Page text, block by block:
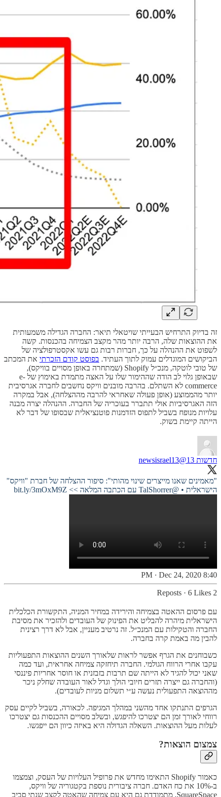
זה בדיוק התרחיש הבעייתי שויטאלי תיאר: החברה הגדילה משמעותית
את ההוצאות שלה, הרבה יותר מהר מקצב הצמיחה בהכנסות. קשה
לשפוט את ההנהלה על כך, חברות רבות גם עשו אקסטרפולציה של
הביקושים המוגדלים עמוק לתוך העתיד. בפוסט קודם הזכרתי את המכתב
של טובי לוטקה, מנכ״ל Shopify (שמתחרה באופן מסויים בוויקס),
שבאופן גלוי לב הודה שההימור שלו על האצה מתמדת באימוץ של e-
commerce לא השתלם. בהרבה מובנים וויקס נחשבים לחברה אגרסיבית
יותר מהממוצע (אופן פעולה שאחראי להרבה מההצלחה), אבל במקרה
הזה האגרסיביות אולי תתברר בעוכריה של החברה. ההנהלה יצרה מבנה
עלויות מנופח בשביל לתפוס הזדמנות פוטנציאלית שבסופו של דבר לא
הייתה קיימת בשוק.
חדשות 13 @newsisrael13
"מאמינים שאנו מייצרים שינוי מהותי": סיפור ההצלחה של חברת "וויקס"
הישראלית • @TalShorrer עם הכתבה המלאה >> bit.ly/3mOxM9Z
8:40 PM · Dec 24, 2020
2 Reposts
· 6 Likes
עם פרסום ההאטה בצמיחה והירידה במחיר המניה, התקשורת הכלכלית
הישראלית מיהרה להבליט את הפינוק של העובדים ולהזכיר את מסיבת
החברה והטקילות עם המנכ״ל. זה נרטיב מעניין, אבל לא דרך רצינית
להבין מה באמת קרה בחברה.
כשבוחנים את הגרף אפשר לראות שלאורך השנים ההוצאות התפעוליות
עקבו אחרי הרווח הגולמי. החברה תיחזקה צמיחה אחראית, ועד כמה
שאני יכול להגיד לא הייתה שם תרבות בזבזנית או חוסר אחריות פיננסי
(והחברה גם ייצרה תזרים חיובי הולך וגדל לאור העובדה שחלק ניכר
מההוצאה התפעולית נעשה ע״י תשלום מניות לעובדים).
הגרפים התנתקו אחד מהשני במהלך המגיפה. לכאורה, בשביל לקיים עסק
רווחי לאורך זמן הם יצטרכו להיפגש, ובשלב מסויים ההכנסות גם יצטרכו
לעלות מעל ההוצאות. השאלה הגדולה היא באיזה כיוון הם ייפגשו.
צמצום הוצאות?
כאמור Shopify התאימו מחדש את פרופיל העלויות של העסק, וצמצמו
ב-10% את כח האדם. חברה ציבורית נוספת בקטגוריה של וויקס,
SquareSpace, מתמודדת גם היא עם צמיחה שהאטה לקצב שנתי סביב